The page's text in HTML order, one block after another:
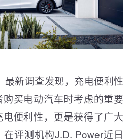
新调查发现，充电便利性
买电动汽车时考虑的重要
便利性，更是获得了广大
评测机构J.D. Power近日